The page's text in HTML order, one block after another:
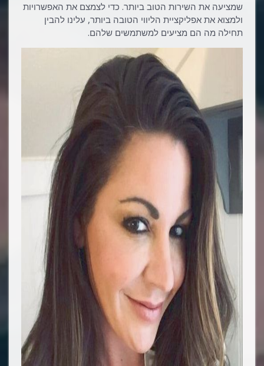
שמציעה את השירות הטוב ביותר. כדי לצמצם את האפשרויות
ולמצוא את אפליקציית הליווי הטובה ביותר, עלינו להבין
תחילה מה הם מציעים למשתמשים שלהם.